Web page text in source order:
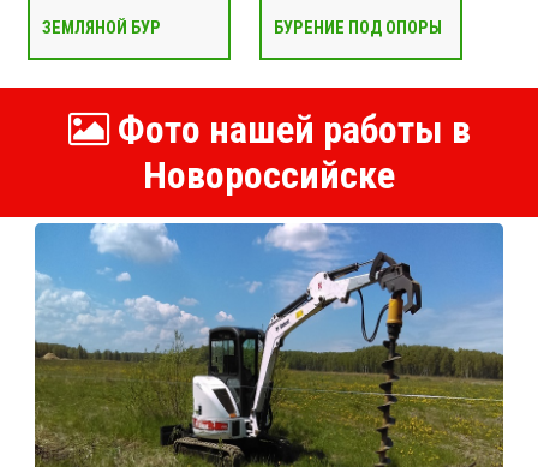
ЗЕМЛЯНОЙ БУР БУРЕНИЕ ПОД ОПОРЫ
Фото нашей работы в
Новороссийске